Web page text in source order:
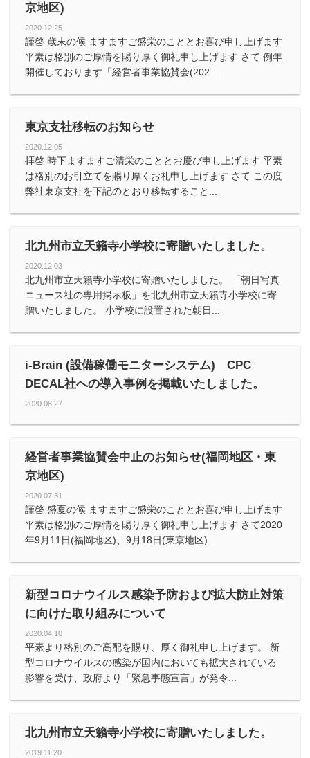
京地区)
2020.12.25
謹啓 歳末の候 ますますご盛栄のこととお喜び申し上げます
平素は格別のご厚情を賜り厚く御礼申し上げます さて 例年
開催しております「経営者事業協賛会(202...
東京支社移転のお知らせ
2020.12.05
拝啓 時下ますますご清栄のこととお慶び申し上げます 平素
は格別のお引立てを賜り厚くお礼申し上げます さて この度
弊社東京支社を下記のとおり移転すること...
北九州市立天籟寺小学校に寄贈いたしました。
2020.12.03
北九州市立天籟寺小学校に寄贈いたしました。 「朝日写真
ニュース社の専用掲示板」を北九州市立天籟寺小学校に寄
贈いたしました。 小学校に設置された朝日...
i-Brain (設備稼働モニターシステム) CPC
DECAL社への導入事例を掲載いたしました。
2020.08.27
経営者事業協賛会中止のお知らせ(福岡地区・東
京地区)
2020.07.31
謹啓 盛夏の候 ますますご盛栄のこととお喜び申し上げます
平素は格別のご厚情を賜り厚く御礼申し上げます さて2020
年9月11日(福岡地区)、9月18日(東京地区)...
新型コロナウイルス感染予防および拡大防止対策
に向けた取り組みについて
2020.04.10
平素より格別のご高配を賜り、厚く御礼申し上げます。 新
型コロナウイルスの感染が国内においても拡大されている
影響を受け、政府より「緊急事態宣言」が発令...
北九州市立天籟寺小学校に寄贈いたしました。
2019.11.20